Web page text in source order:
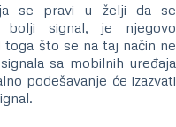
se pravi u želji da se
bolji signal, je njegovo
što se na taj način ne
sa mobilnih uređaja
podešavanje će izazvati